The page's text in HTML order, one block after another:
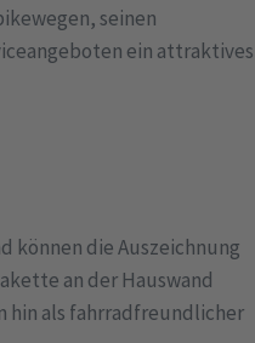
seinen
ein attraktives
die Auszeichnung
an der Hauswand
hin als fahrradfreundlicher